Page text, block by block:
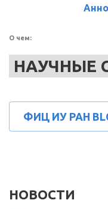
О чем:
НАУЧНЫЕ
ФИЦ ИУ РАН
НОВОСТИ